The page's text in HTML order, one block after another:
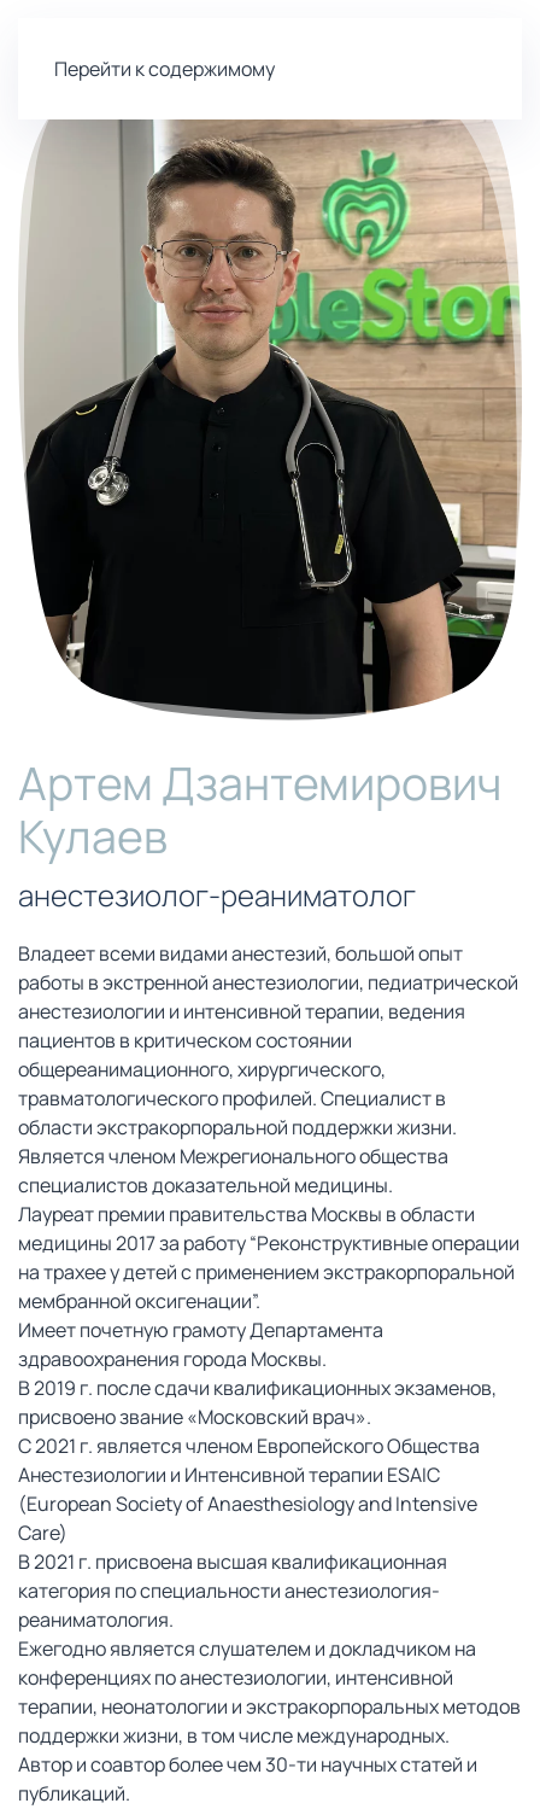
Перейти к содержимому
Артем Дзантемирович
Кулаев
анестезиолог-реаниматолог
Владеет всеми видами анестезий, большой опыт
работы в экстренной анестезиологии, педиатрической
анестезиологии и интенсивной терапии, ведения
пациентов в критическом состоянии
общереанимационного, хирургического,
травматологического профилей. Специалист в
области экстракорпоральной поддержки жизни.
Является членом Межрегионального общества
специалистов доказательной медицины.
Лауреат премии правительства Москвы в области
медицины 2017 за работу “Реконструктивные операции
на трахее у детей с применением экстракорпоральной
мембранной оксигенации”.
Имеет почетную грамоту Департамента
здравоохранения города Москвы.
В 2019 г. после сдачи квалификационных экзаменов,
присвоено звание «Московский врач».
С 2021 г. является членом Европейского Общества
Анестезиологии и Интенсивной терапии ESAIC
(European Society of Anaesthesiology and Intensive
Care)
В 2021 г. присвоена высшая квалификационная
категория по специальности анестезиология-
реаниматология.
Ежегодно является слушателем и докладчиком на
конференциях по анестезиологии, интенсивной
терапии, неонатологии и экстракорпоральных методов
поддержки жизни, в том числе международных.
Автор и соавтор более чем 30-ти научных статей и
публикаций.